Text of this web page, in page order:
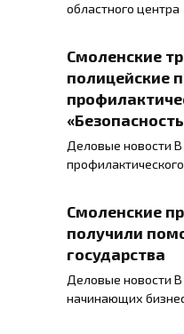
областного центра
Смоленские
полицейские
Деловые новости
профилактического
Смоленские
получили
государства
Деловые новости В
начинающих